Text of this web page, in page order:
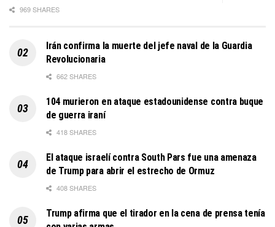
969 SHARES
Irán confirma la muerte del jefe naval de la Guardia
Revolucionaria
662 SHARES
104 murieron en ataque estadounidense contra buque
de guerra iraní
418 SHARES
El ataque israelí contra South Pars fue una amenaza
de Trump para abrir el estrecho de Ormuz
408 SHARES
Trump afirma que el tirador en la cena de prensa tenía